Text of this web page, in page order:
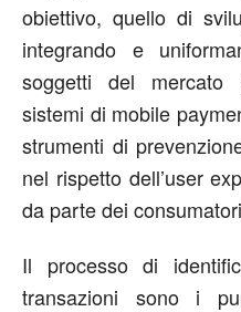
obiettivo, quello di
integrando e
soggetti del mercato
sistemi di mobile
strumenti di
nel rispetto dell’user
da parte dei
Il processo di
transazioni sono i